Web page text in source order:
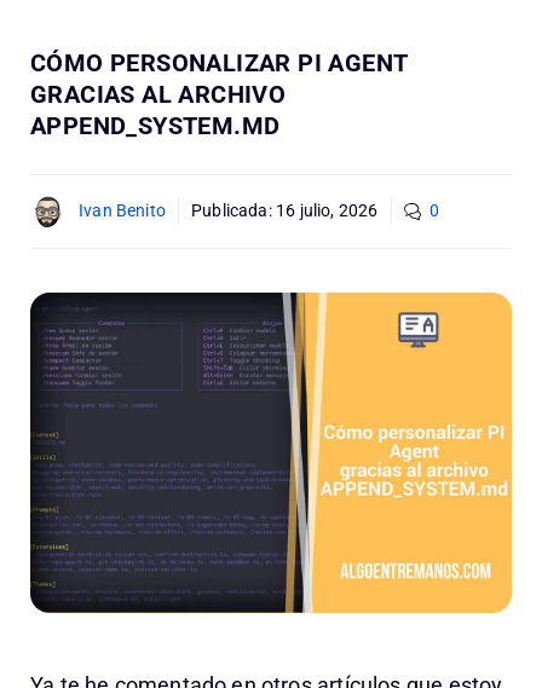
CÓMO PERSONALIZAR PI AGENT
GRACIAS AL ARCHIVO
APPEND_SYSTEM.MD
Ivan Benito Publicada: 16 julio, 2026 0